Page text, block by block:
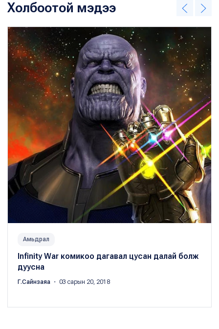
Холбоотой мэдээ
Амьдрал
Infinity War комикоо дагавал цусан далай болж
дуусна
Г.Сайнзаяа ・ 03 сарын 20, 2018